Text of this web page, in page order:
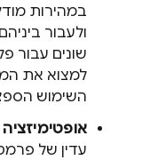
ולעבור
שונים עבור
למצוא את
השימוש
עדין של